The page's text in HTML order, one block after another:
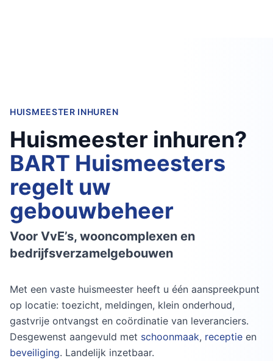
HUISMEESTER INHUREN
Huismeester inhuren?
BART Huismeesters
regelt uw
gebouwbeheer
Voor VvE’s, wooncomplexen en
bedrijfsverzamelgebouwen
Met een vaste huismeester heeft u één aanspreekpunt
op locatie: toezicht, meldingen, klein onderhoud,
gastvrije ontvangst en coördinatie van leveranciers.
Desgewenst aangevuld met schoonmaak, receptie en
beveiliging. Landelijk inzetbaar.